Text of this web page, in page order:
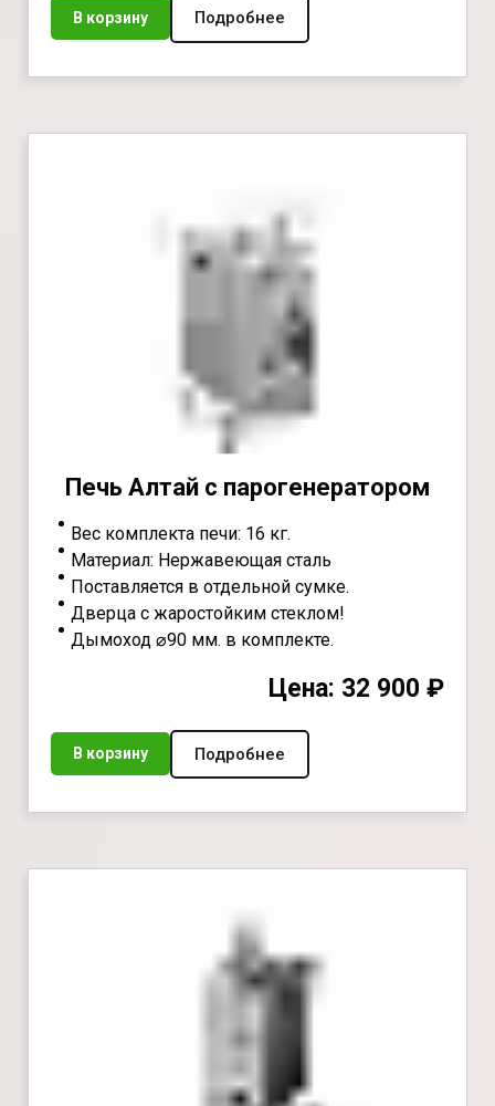
В корзину Подробнее
Печь Алтай с парогенератором
Вес комплекта печи: 16 кг.
Материал: Нержавеющая сталь
Поставляется в отдельной сумке.
Дверца с жаростойким стеклом!
Дымоход ⌀90 мм. в комплекте.
Цена: 32 900 ₽
В корзину Подробнее